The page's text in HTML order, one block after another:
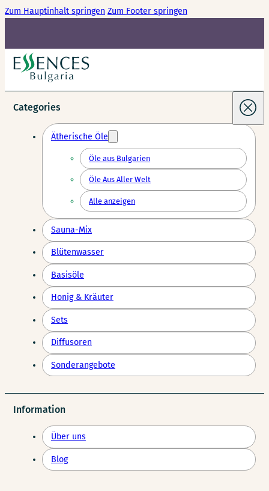
Zum Hauptinhalt springen Zum Footer springen
Categories
Ätherische Öle
Öle aus Bulgarien
Öle Aus Aller Welt
Alle anzeigen
Sauna-Mix
Blütenwasser
Basisöle
Honig & Kräuter
Sets
Diffusoren
Sonderangebote
Information
Über uns
Blog